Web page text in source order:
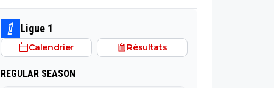
pas les facultés je suis pas toubib ni
psychiatre" Ah ah tu es très drole ! Tu
nous parles de résistants nazis lol italliens
de surcroit lol Mais les malades se sont
n'importe quoi !! Tu as été fini à la pisse toi
Ligue 1
Calendrier Résultats
REGULAR SEASON